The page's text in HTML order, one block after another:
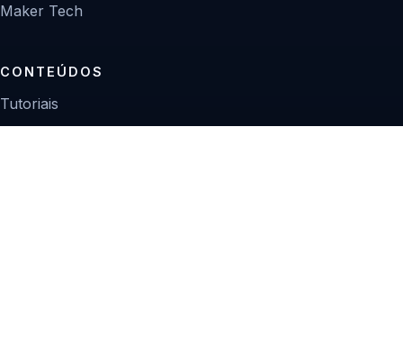
Maker Tech
CONTEÚDOS
Tutoriais